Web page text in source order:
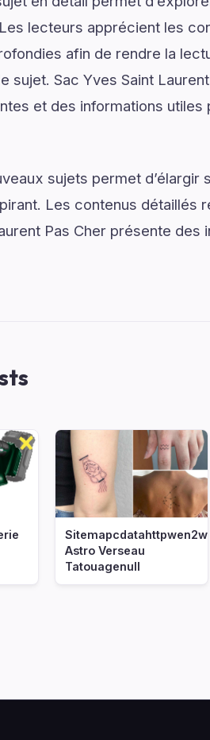
lecteurs apprécient les
afin de rendre la
sujet. Sac Yves Saint
et des informations
sujets permet d’élargir
Les contenus détaillés
Pas Cher présente
Astro Verseau
Tatouagenull